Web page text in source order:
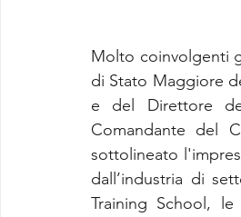
Molto coinvolgenti
di Stato Maggiore
e del Direttore
Comandante del
sottolineato
dall’industria di
Training School,